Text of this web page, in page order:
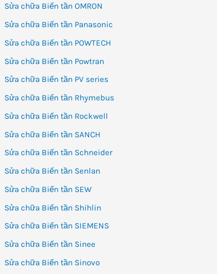
Sửa chữa Biến tần OMRON
Sửa chữa Biến tần Panasonic
Sửa chữa Biến tần POWTECH
Sửa chữa Biến tần Powtran
Sửa chữa Biến tần PV series
Sửa chữa Biến tần Rhymebus
Sửa chữa Biến tần Rockwell
Sửa chữa Biến tần SANCH
Sửa chữa Biến tần Schneider
Sửa chữa Biến tần Senlan
Sửa chữa Biến tần SEW
Sửa chữa Biến tần Shihlin
Sửa chữa Biến tần SIEMENS
Sửa chữa Biến tần Sinee
Sửa chữa Biến tần Sinovo